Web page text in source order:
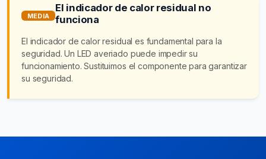
MEDIA
El indicador de calor residual no
funciona
El indicador de calor residual es fundamental para la
seguridad. Un LED averiado puede impedir su
funcionamiento. Sustituimos el componente para garantizar
su seguridad.